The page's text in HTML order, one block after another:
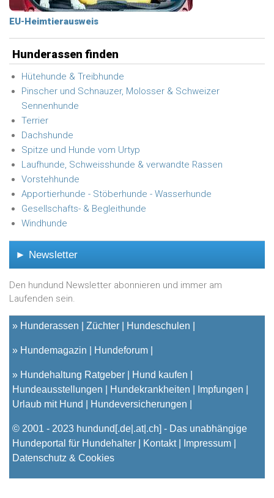
EU-Heimtierausweis
Hunderassen finden
Hütehunde & Treibhunde
Pinscher und Schnauzer, Molosser & Schweizer
Sennenhunde
Terrier
Dachshunde
Spitze und Hunde vom Urtyp
Laufhunde, Schweisshunde & verwandte Rassen
Vorstehhunde
Apportierhunde - Stöberhunde - Wasserhunde
Gesellschafts- & Begleithunde
Windhunde
► Newsletter
Den hundund Newsletter abonnieren und immer am
Laufenden sein.
» Hunderassen Züchter Hundeschulen
» Hundemagazin Hundeforum
» Hundehaltung Ratgeber
Hund kaufen
Hundeausstellungen
Hundekrankheiten
Impfungen
Urlaub mit Hund
Hundeversicherungen
© 2001 - 2023 hundund [.de|.at|.ch] - Das unabhängige
Hundeportal für Hundehalter |
Kontakt| Impressum
Datenschutz & Cookies